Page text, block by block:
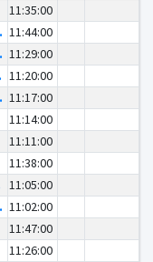
11:35:00
11:44:00
11:29:00
11:20:00
11:17:00
11:14:00
11:11:00
11:38:00
11:05:00
11:02:00
11:47:00
11:26:00